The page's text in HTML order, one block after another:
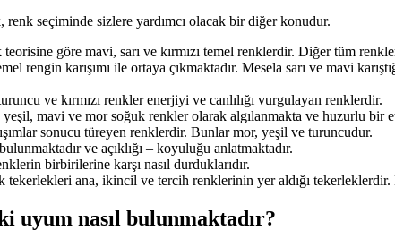
seçiminde sizlere yardımcı olacak bir diğer konudur.
teorisine göre mavi, sarı ve kırmızı temel renklerdir. Diğer tüm
rengin karışımı ile ortaya çıkmaktadır. Mesela sarı ve mavi
ve kırmızı renkler enerjiyi ve canlılığı vurgulayan renklerdir.
mavi ve mor soğuk renkler olarak algılanmakta ve huzurlu bir
sonucu türeyen renklerdir. Bunlar mor, yeşil ve turuncudur.
ve açıklığı – koyuluğu anlatmaktadır.
birbirilerine karşı nasıl durduklarıdır.
tekerlekleri ana, ikincil ve tercih renklerinin yer aldığı
uyum nasıl bulunmaktadır?